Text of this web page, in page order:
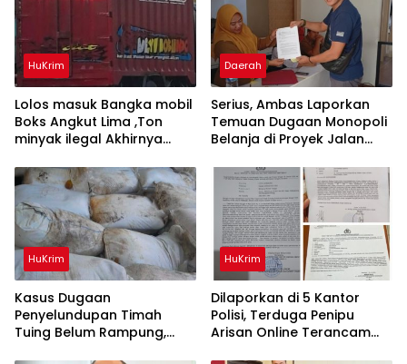
HuKrim
Lolos masuk Bangka mobil
Boks Angkut Lima ,Ton
minyak ilegal Akhirnya
Daerah
Serius, Ambas Laporkan
‎Temuan Dugaan Monopoli
Belanja di Proyek Jalan
HuKrim
Kasus Dugaan
Penyelundupan Timah
Tuing Belum Rampung,
HuKrim
Dilaporkan di 5 Kantor
Polisi, Terduga Penipu
Arisan Online Terancam